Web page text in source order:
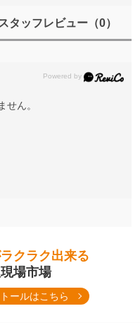
スタッフレビュー（0）
せん。
クラク出来る
場市場
ールはこちら